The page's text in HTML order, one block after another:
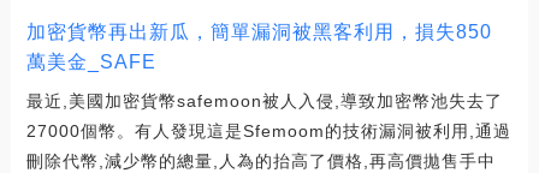
加密貨幣再出新瓜，簡單漏洞被黑客利用，損失850
萬美金_SAFE
最近,美國加密貨幣safemoon被人入侵,導致加密幣池失去了
27000個幣。有人發現這是Sfemoom的技術漏洞被利用,通過
刪除代幣,減少幣的總量,人為的抬高了價格,再高價拋售手中